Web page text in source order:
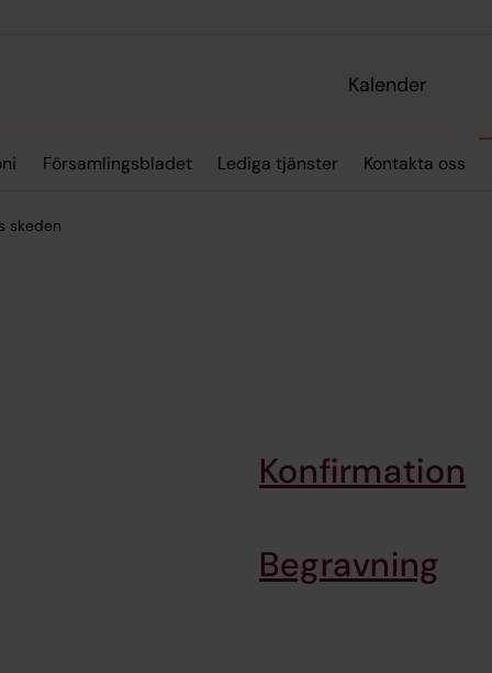
Kalender
Församlingsbladet Lediga tjänster Kontakta oss
skeden
Konfirmation
Begravning